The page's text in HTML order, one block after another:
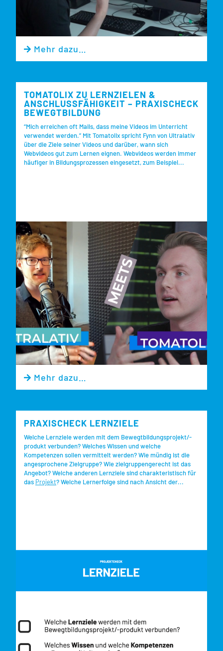
 Mehr dazu…
TOMATOLIX ZU LERNZIELEN &
ANSCHLUSSFÄHIGKEIT – PRAXISCHECK
BEWEGTBILDUNG
“Mich erreichen oft Mails, dass meine Videos im Unterricht
verwendet werden.” Mit Tomatolix spricht Fynn von Ultralativ
über die Ziele seiner Videos und darüber, wann sich
Webvideos gut zum Lernen eignen. Webvideos werden immer
häufiger in Bildungsprozessen eingesetzt, zum Beispiel...
 Mehr dazu…
PRAXISCHECK LERNZIELE
Welche Lernziele werden mit dem Bewegtbildungsprojekt/-
produkt verbunden? Welches Wissen und welche
Kompetenzen sollen vermittelt werden? Wie mündig ist die
angesprochene Zielgruppe? Wie zielgruppengerecht ist das
Angebot? Welche anderen Lernziele sind charakteristisch für
das Projekt? Welche Lernerfolge sind nach Ansicht der...